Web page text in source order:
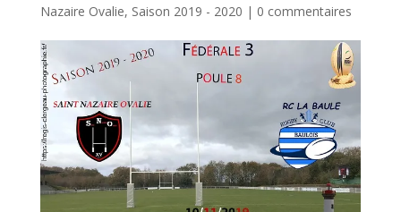
Nazaire Ovalie, Saison 2019 - 2020 | 0 commentaires